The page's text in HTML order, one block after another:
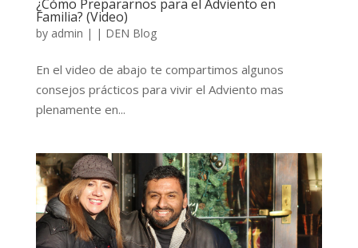
¿Cómo Prepararnos para el Adviento en
Familia? (Video)
by admin | | DEN Blog
En el video de abajo te compartimos algunos
consejos prácticos para vivir el Adviento mas
plenamente en...